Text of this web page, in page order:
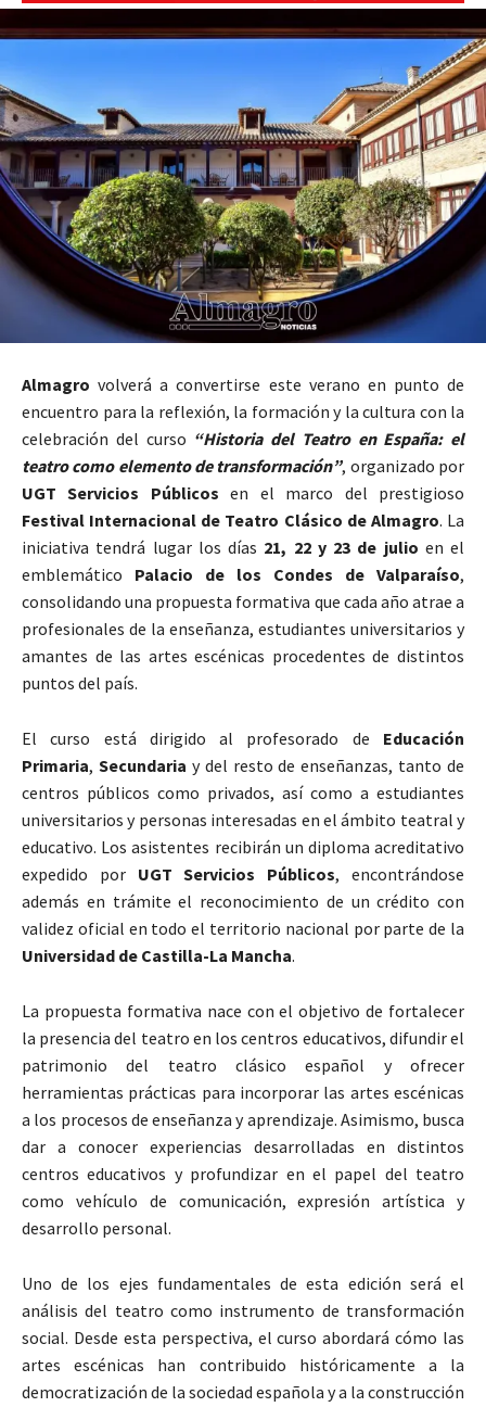
Almagro volverá a convertirse este verano en punto de
encuentro para la reflexión, la formación y la cultura con la
celebración del curso “Historia del Teatro en España: el
teatro como elemento de transformación”, organizado por
UGT Servicios Públicos en el marco del prestigioso
Festival Internacional de Teatro Clásico de Almagro. La
iniciativa tendrá lugar los días 21, 22 y 23 de julio en el
emblemático Palacio de los Condes de Valparaíso,
consolidando una propuesta formativa que cada año atrae a
profesionales de la enseñanza, estudiantes universitarios y
amantes de las artes escénicas procedentes de distintos
puntos del país.
El curso está dirigido al profesorado de Educación
Primaria, Secundaria y del resto de enseñanzas, tanto de
centros públicos como privados, así como a estudiantes
universitarios y personas interesadas en el ámbito teatral y
educativo. Los asistentes recibirán un diploma acreditativo
expedido por UGT Servicios Públicos, encontrándose
además en trámite el reconocimiento de un crédito con
validez oficial en todo el territorio nacional por parte de la
Universidad de Castilla-La Mancha.
La propuesta formativa nace con el objetivo de fortalecer
la presencia del teatro en los centros educativos, difundir el
patrimonio del teatro clásico español y ofrecer
herramientas prácticas para incorporar las artes escénicas
a los procesos de enseñanza y aprendizaje. Asimismo, busca
dar a conocer experiencias desarrolladas en distintos
centros educativos y profundizar en el papel del teatro
como vehículo de comunicación, expresión artística y
desarrollo personal.
Uno de los ejes fundamentales de esta edición será el
análisis del teatro como instrumento de transformación
social. Desde esta perspectiva, el curso abordará cómo las
artes escénicas han contribuido históricamente a la
democratización de la sociedad española y a la construcción